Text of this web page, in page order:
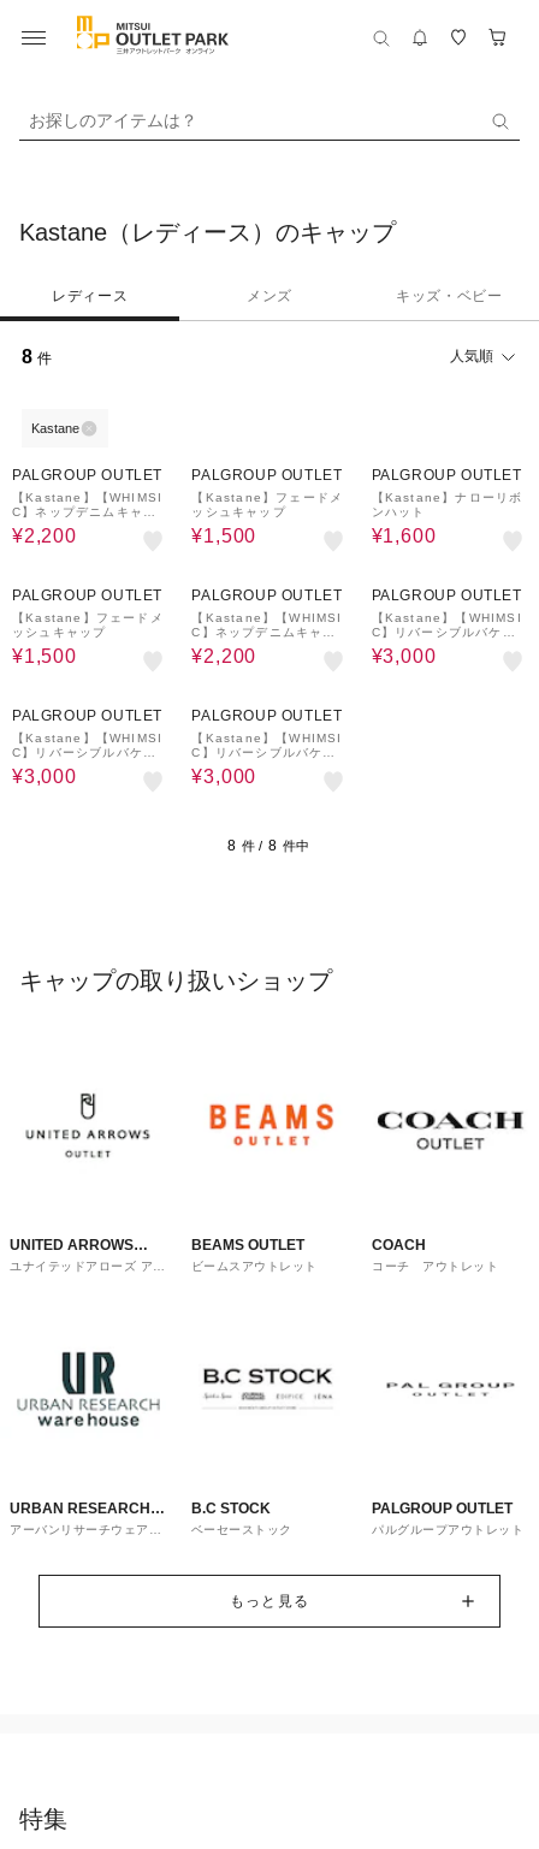
お探しのアイテムは？
Kastane（レディース）のキャップ
レディース メンズ キッズ・ベビー
8 件 人気順
Kastane
PALGROUP OUTLET
【Kastane】【WHIMSI
C】ネップデニムキャッ
プ
¥2,200
PALGROUP OUTLET
【Kastane】フェードメ
ッシュキャップ
¥1,500
PALGROUP OUTLET
【Kastane】ナローリボ
ンハット
¥1,600
PALGROUP OUTLET
【Kastane】フェードメ
ッシュキャップ
¥1,500
PALGROUP OUTLET
【Kastane】【WHIMSI
C】ネップデニムキャッ
プ
¥2,200
PALGROUP OUTLET
【Kastane】【WHIMSI
C】リバーシブルバケッ
トハット
¥3,000
PALGROUP OUTLET
【Kastane】【WHIMSI
C】リバーシブルバケッ
トハット
¥3,000
PALGROUP OUTLET
【Kastane】【WHIMSI
C】リバーシブルバケッ
トハット
¥3,000
8 件 / 8 件中
キャップの取り扱いショップ
UNITED ARROWS
OUTLET
ユナイテッドアローズ アウ
BEAMS OUTLET
ビームスアウトレット
COACH
コーチ アウトレット
URBAN RESEARCH
ware house
アーバンリサーチウェアハ
B.C STOCK
ベーセーストック
PALGROUP OUTLET
パルグループアウトレット
もっと見る
特集